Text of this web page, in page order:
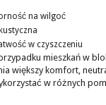
na wilgoć
w czyszczeniu
mieszkań w
większy komfort,
w różnych